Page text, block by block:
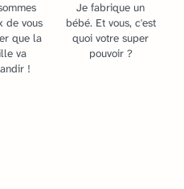
de vous
que la
va
!
Je fabrique un
bébé. Et vous, c'est
quoi votre super
pouvoir ?